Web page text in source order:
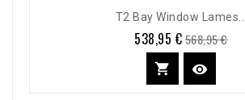
T2 Bay Window Lames...
Prix
538,95 € Prix
de
base
568,95 €
 